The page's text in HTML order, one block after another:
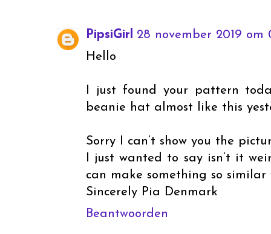
PipsiGirl
28 november 2019 om
Hello
I just found your pattern
beanie hat almost like this
Sorry I can’t show you the
I just wanted to say isn’t it
can make something so
Sincerely Pia Denmark
Beantwoorden